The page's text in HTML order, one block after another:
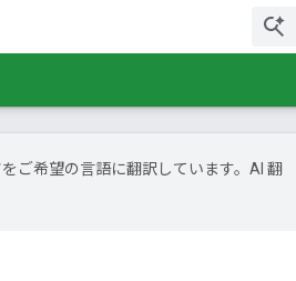
ご希望の言語に翻訳しています。AI 翻